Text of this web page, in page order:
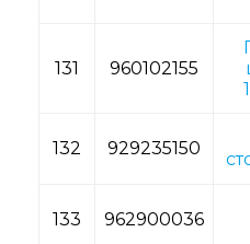
131 960102155
132 929235150
133 962900036